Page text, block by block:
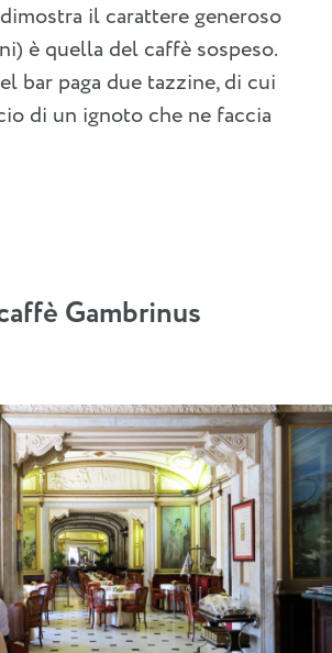
il carattere generoso
è quella del caffè sospeso.
bar paga due tazzine, di cui
di un ignoto che ne faccia
Gambrinus